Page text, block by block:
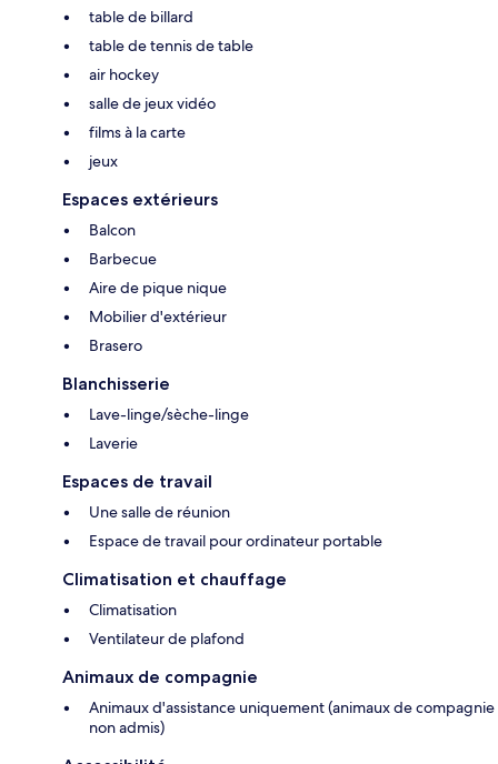
table de billard
table de tennis de table
air hockey
salle de jeux vidéo
films à la carte
jeux
Espaces extérieurs
Balcon
Barbecue
Aire de pique nique
Mobilier d'extérieur
Brasero
Blanchisserie
Lave-linge/sèche-linge
Laverie
Espaces de travail
Une salle de réunion
Espace de travail pour ordinateur portable
Climatisation et chauffage
Climatisation
Ventilateur de plafond
Animaux de compagnie
Animaux d'assistance uniquement (animaux de compagnie
non admis)